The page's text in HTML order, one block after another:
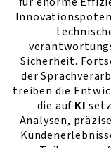
Sicherheit.
der
treiben die
die auf KI
Analysen,